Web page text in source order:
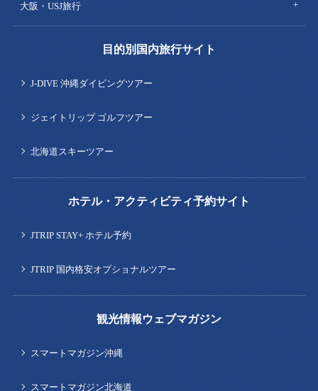
大阪・USJ旅行
目的別国内旅行サイト
J-DIVE 沖縄ダイビングツアー
ジェイトリップ ゴルフツアー
北海道スキーツアー
ホテル・アクティビティ予約サイト
JTRIP STAY+ ホテル予約
JTRIP 国内格安オプショナルツアー
観光情報ウェブマガジン
スマートマガジン沖縄
スマートマガジン北海道